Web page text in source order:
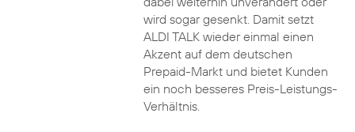
wird sogar gesenkt. Damit setzt
ALDI TALK wieder einmal einen
Akzent auf dem deutschen
Prepaid-Markt und bietet Kunden
ein noch besseres Preis-Leistungs-
Verhältnis.